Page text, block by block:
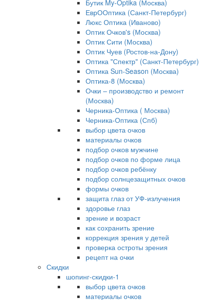
Бутик My-Optika (Москва)
ЕврООптика (Санкт-Петербург)
Люкс Оптика (Иваново)
Оптик Очков's (Москва)
Оптик Сити (Москва)
Оптик Чуев (Ростов-на-Дону)
Оптика "Спектр" (Санкт-Петербург)
Оптика Sun-Season (Москва)
Оптика-8 (Москва)
Очки – производство и ремонт
(Москва)
Черника-Оптика ( Москва)
Черника-Оптика (Спб)
выбор цвета очков
материалы очков
подбор очков мужчине
подбор очков по форме лица
подбор очков ребёнку
подбор солнцезащитных очков
формы очков
защита глаз от УФ-излучения
здоровье глаз
зрение и возраст
как сохранить зрение
коррекция зрения у детей
проверка остроты зрения
рецепт на очки
Скидки
шопинг-скидки-1
выбор цвета очков
материалы очков